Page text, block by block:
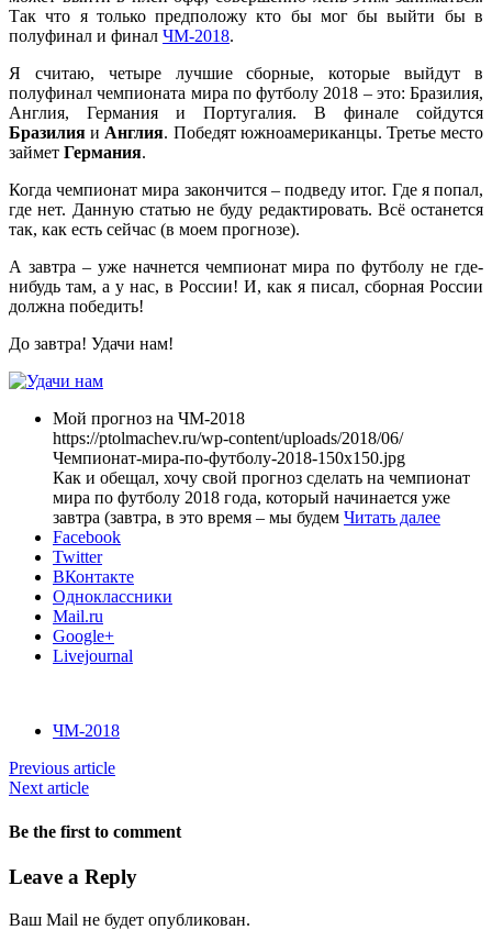
Так что я только предположу кто бы мог бы выйти бы в
полуфинал и финал ЧМ-2018.
Я считаю, четыре лучшие сборные, которые выйдут в
полуфинал чемпионата мира по футболу 2018 – это: Бразилия,
Англия, Германия и Португалия. В финале сойдутся
Бразилия и Англия. Победят южноамериканцы. Третье место
займет Германия.
Когда чемпионат мира закончится – подведу итог. Где я попал,
где нет. Данную статью не буду редактировать. Всё останется
так, как есть сейчас (в моем прогнозе).
А завтра – уже начнется чемпионат мира по футболу не где-
нибудь там, а у нас, в России! И, как я писал, сборная России
должна победить!
До завтра! Удачи нам!
Мой прогноз на ЧМ-2018
https://ptolmachev.ru/wp-content/uploads/2018/06/
Чемпионат-мира-по-футболу-2018-150x150.jpg
Как и обещал, хочу свой прогноз сделать на чемпионат
мира по футболу 2018 года, который начинается уже
завтра (завтра, в это время – мы будем Читать далее
Facebook
Twitter
ВКонтакте
Одноклассники
Mail.ru
Google+
Livejournal
ЧМ-2018
Previous article
Next article
Be the first to comment
Leave a Reply
Ваш Mail не будет опубликован.